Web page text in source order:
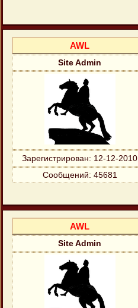
AWL
Site Admin
Зарегистрирован: 12-12-2010
Сообщений: 45681
AWL
Site Admin